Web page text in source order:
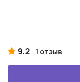
9.2 1 отзыв